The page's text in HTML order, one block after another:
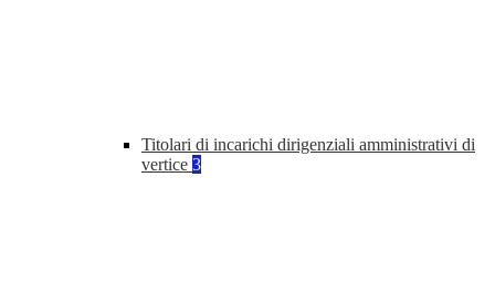
Titolari di incarichi dirigenziali amministrativi di
vertice 3